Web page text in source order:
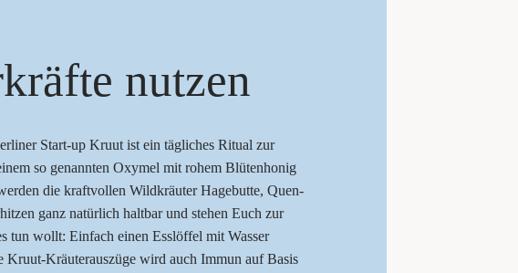
nutzen
Start-up Kruut ist ein täg­li­ches Ritu­al zur
so genann­ten Oxy­mel mit rohem Blü­ten­ho­nig
die kraft­vol­len Wild­kräu­ter Hage­but­te, Quen­
ganz natür­lich halt­bar und ste­hen Euch zur
tun wollt: Ein­fach einen Ess­löf­fel mit Was­ser
Kruut-Kräu­ter­aus­zü­ge wird auch Immun auf Basis